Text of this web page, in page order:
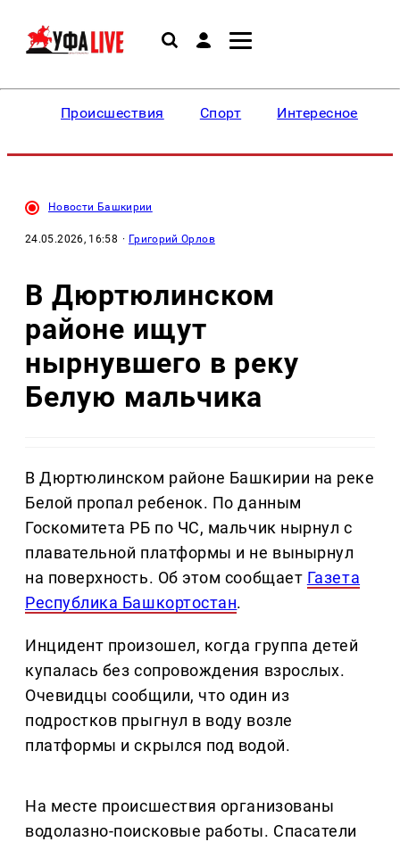
Происшествия Спорт Интересное
Новости Башкирии
24.05.2026, 16:58 · Григорий Орлов
В Дюртюлинском
районе ищут
нырнувшего в реку
Белую мальчика
В Дюртюлинском районе Башкирии на реке
Белой пропал ребенок. По данным
Госкомитета РБ по ЧС, мальчик нырнул с
плавательной платформы и не вынырнул
на поверхность. Об этом сообщает Газета
Республика Башкортостан.
Инцидент произошел, когда группа детей
купалась без сопровождения взрослых.
Очевидцы сообщили, что один из
подростков прыгнул в воду возле
платформы и скрылся под водой.
На месте происшествия организованы
водолазно-поисковые работы. Спасатели